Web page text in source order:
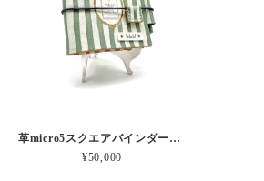
革micro5スクエアバインダー手帳 “ メロン・イチゴシェイク 昼下がりのお茶会” 本革
¥50,000